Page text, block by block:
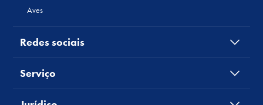
Aves
Redes sociais
Serviço